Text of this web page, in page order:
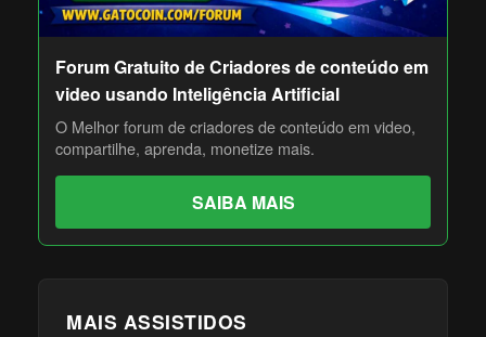
Forum Gratuito de Criadores de conteúdo em
video usando Inteligência Artificial
O Melhor forum de criadores de conteúdo em video,
compartilhe, aprenda, monetize mais.
SAIBA MAIS
MAIS ASSISTIDOS